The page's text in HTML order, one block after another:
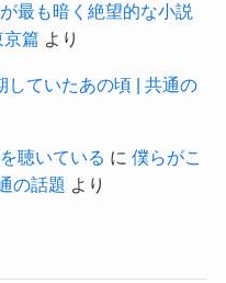
最も暗く絶望的な小説
篇 より
していたあの頃 | 共通の
聴いている に 僕らがこ
の話題 より